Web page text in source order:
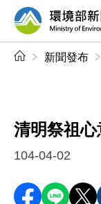
前往中央內容區
環境部
新聞發布
清明祭祖
104-04-02